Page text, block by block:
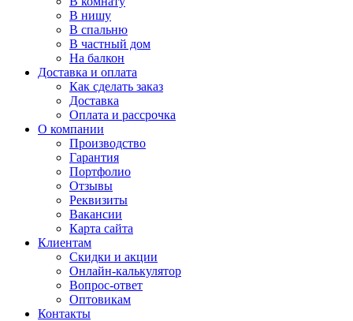
В нишу
В спальню
В частный дом
На балкон
Доставка и оплата
Как сделать заказ
Доставка
Оплата и рассрочка
О компании
Производство
Гарантия
Портфолио
Отзывы
Реквизиты
Вакансии
Карта сайта
Клиентам
Скидки и акции
Онлайн-калькулятор
Вопрос-ответ
Оптовикам
Контакты